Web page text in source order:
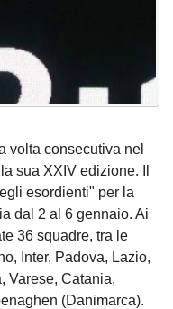
volta consecutiva nel
sua XXIV edizione. Il
esordienti" per la
dal 2 al 6 gennaio. Ai
36 squadre, tra le
Inter, Padova, Lazio,
Varese, Catania,
(Danimarca).